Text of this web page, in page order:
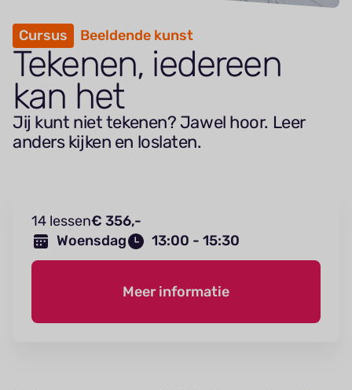
Cursus Beeldende kunst
Tekenen, iedereen
kan het
Jij kunt niet tekenen? Jawel hoor. Leer
anders kijken en loslaten.
14 lessen€ 356,-
Woensdag
13:00 - 15:30
Meer informatie